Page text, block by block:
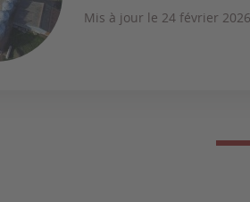
Mis à jour le 24 février 2026